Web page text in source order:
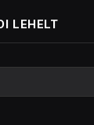
LEHELT